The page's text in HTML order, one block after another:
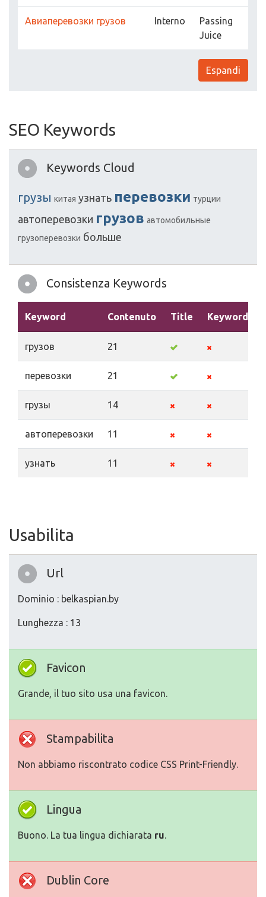
Авиаперевозки грузов Interno
Passing
Juice
Espandi
SEO Keywords
Keywords Cloud
грузы китая узнать перевозки турции
автоперевозки грузов автомобильные
грузоперевозки больше
Consistenza Keywords
Keyword Contenuto Title Keywords
грузов 21
перевозки 21
грузы 14
автоперевозки 11
узнать 11
Usabilita
Url
Dominio : belkaspian.by
Lunghezza : 13
Favicon
Grande, il tuo sito usa una favicon.
Stampabilita
Non abbiamo riscontrato codice CSS Print-Friendly.
Lingua
Buono. La tua lingua dichiarata ru.
Dublin Core